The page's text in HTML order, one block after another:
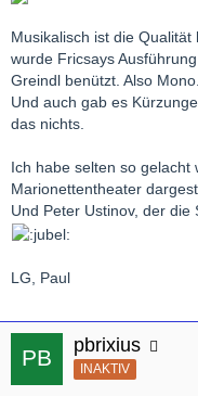
Musikalisch ist die
wurde Fricsays
Greindl benützt. Also Mono.
Und auch gab es
das nichts.
Ich habe selten so gelacht
Marionettentheater
Und Peter Ustinov, der
LG, Paul
pbrixius
INAKTIV